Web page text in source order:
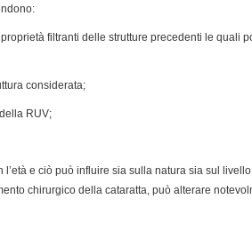
filtranti delle strutture precedenti le quali
considerata;
RUV;
e ciò può influire sia sulla natura sia sul
chirurgico della cataratta, può alterare